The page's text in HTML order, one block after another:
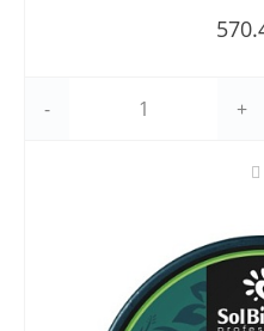
- +